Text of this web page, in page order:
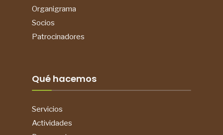
Organigrama
Socios
Patrocinadores
Qué hacemos
Servicios
Actividades